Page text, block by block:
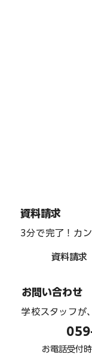
2026修学
資料請求
3分で完了！カ
資料請求
お問い合わせ
学校スタッフが
お電話受付